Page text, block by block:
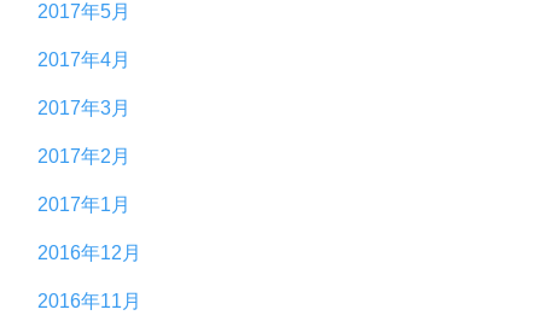
2017年5月
2017年4月
2017年3月
2017年2月
2017年1月
2016年12月
2016年11月